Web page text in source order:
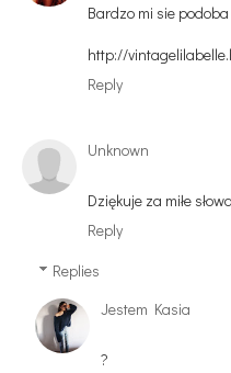
Bardzo mi sie
http://
Reply
Unknown
Dziękuje za miłe
Reply
Replies
Jestem Kasia
?